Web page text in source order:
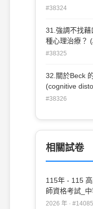
建議，促成當事
悟階段
#38324
31.強調不找
種心理治療？ (A)理情治療學派(rational-
emotive therapy) (B)完形治療理論
(D)行為治療
#38325
32.關於Beck
(cognitive
錯誤？ (A)過度推論
某個同學理貝
生都是缺乏自
（
後，生氣地表
（polarized
佈後，某老師
學生的成績表
#38326
相關試卷
115年 - 115
師資格考試_
輔導#140855
2026 年 ·